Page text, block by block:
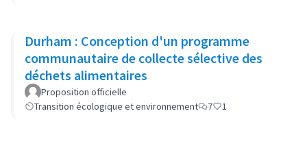
Durham : Conception d'un programme
communautaire de collecte sélective des
déchets alimentaires
Proposition officielle
Transition écologique et environnement
7 1